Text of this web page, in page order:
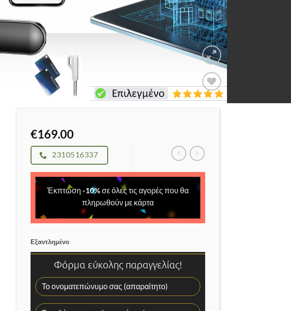
Add to
€169.00
2310516337
Έκπτωση -10%σε όλες τις αγορές που θα
πληρωθούν με κάρτα
Εξαντλημένο
Φόρμα εύκολης παραγγελίας!